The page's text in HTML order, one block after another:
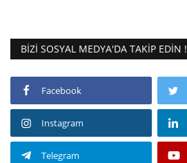
BIZI SOSYAL MEDYA'DA TAKIP EDIN !
Facebook
Instagram
Telegram